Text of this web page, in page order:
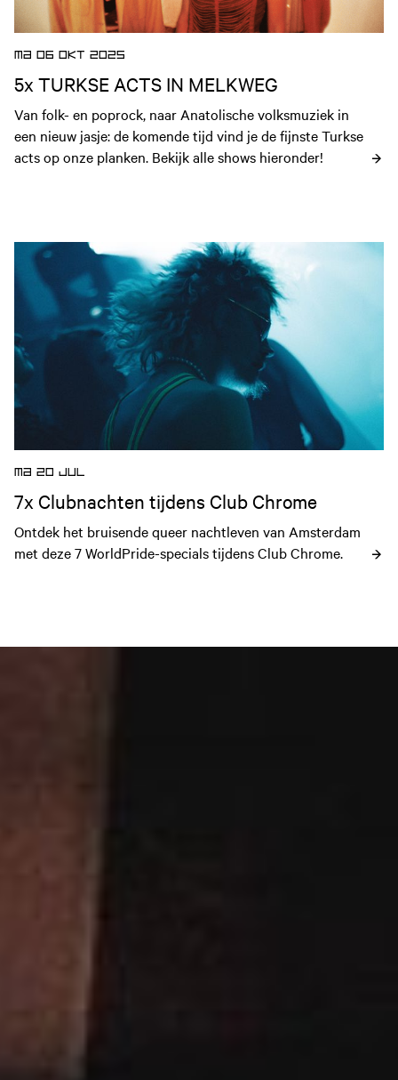
MA 06 OKT 2025
5x TURKSE ACTS IN MELKWEG
Van folk- en poprock, naar Anatolische volksmuziek in
een nieuw jasje: de komende tijd vind je de fijnste Turkse
acts op onze planken. Bekijk alle shows hieronder!
Open nieuws artikel
MA 20 JUL
7x Clubnachten tijdens Club Chrome
Ontdek het bruisende queer nachtleven van Amsterdam
met deze 7 WorldPride-specials tijdens Club Chrome.